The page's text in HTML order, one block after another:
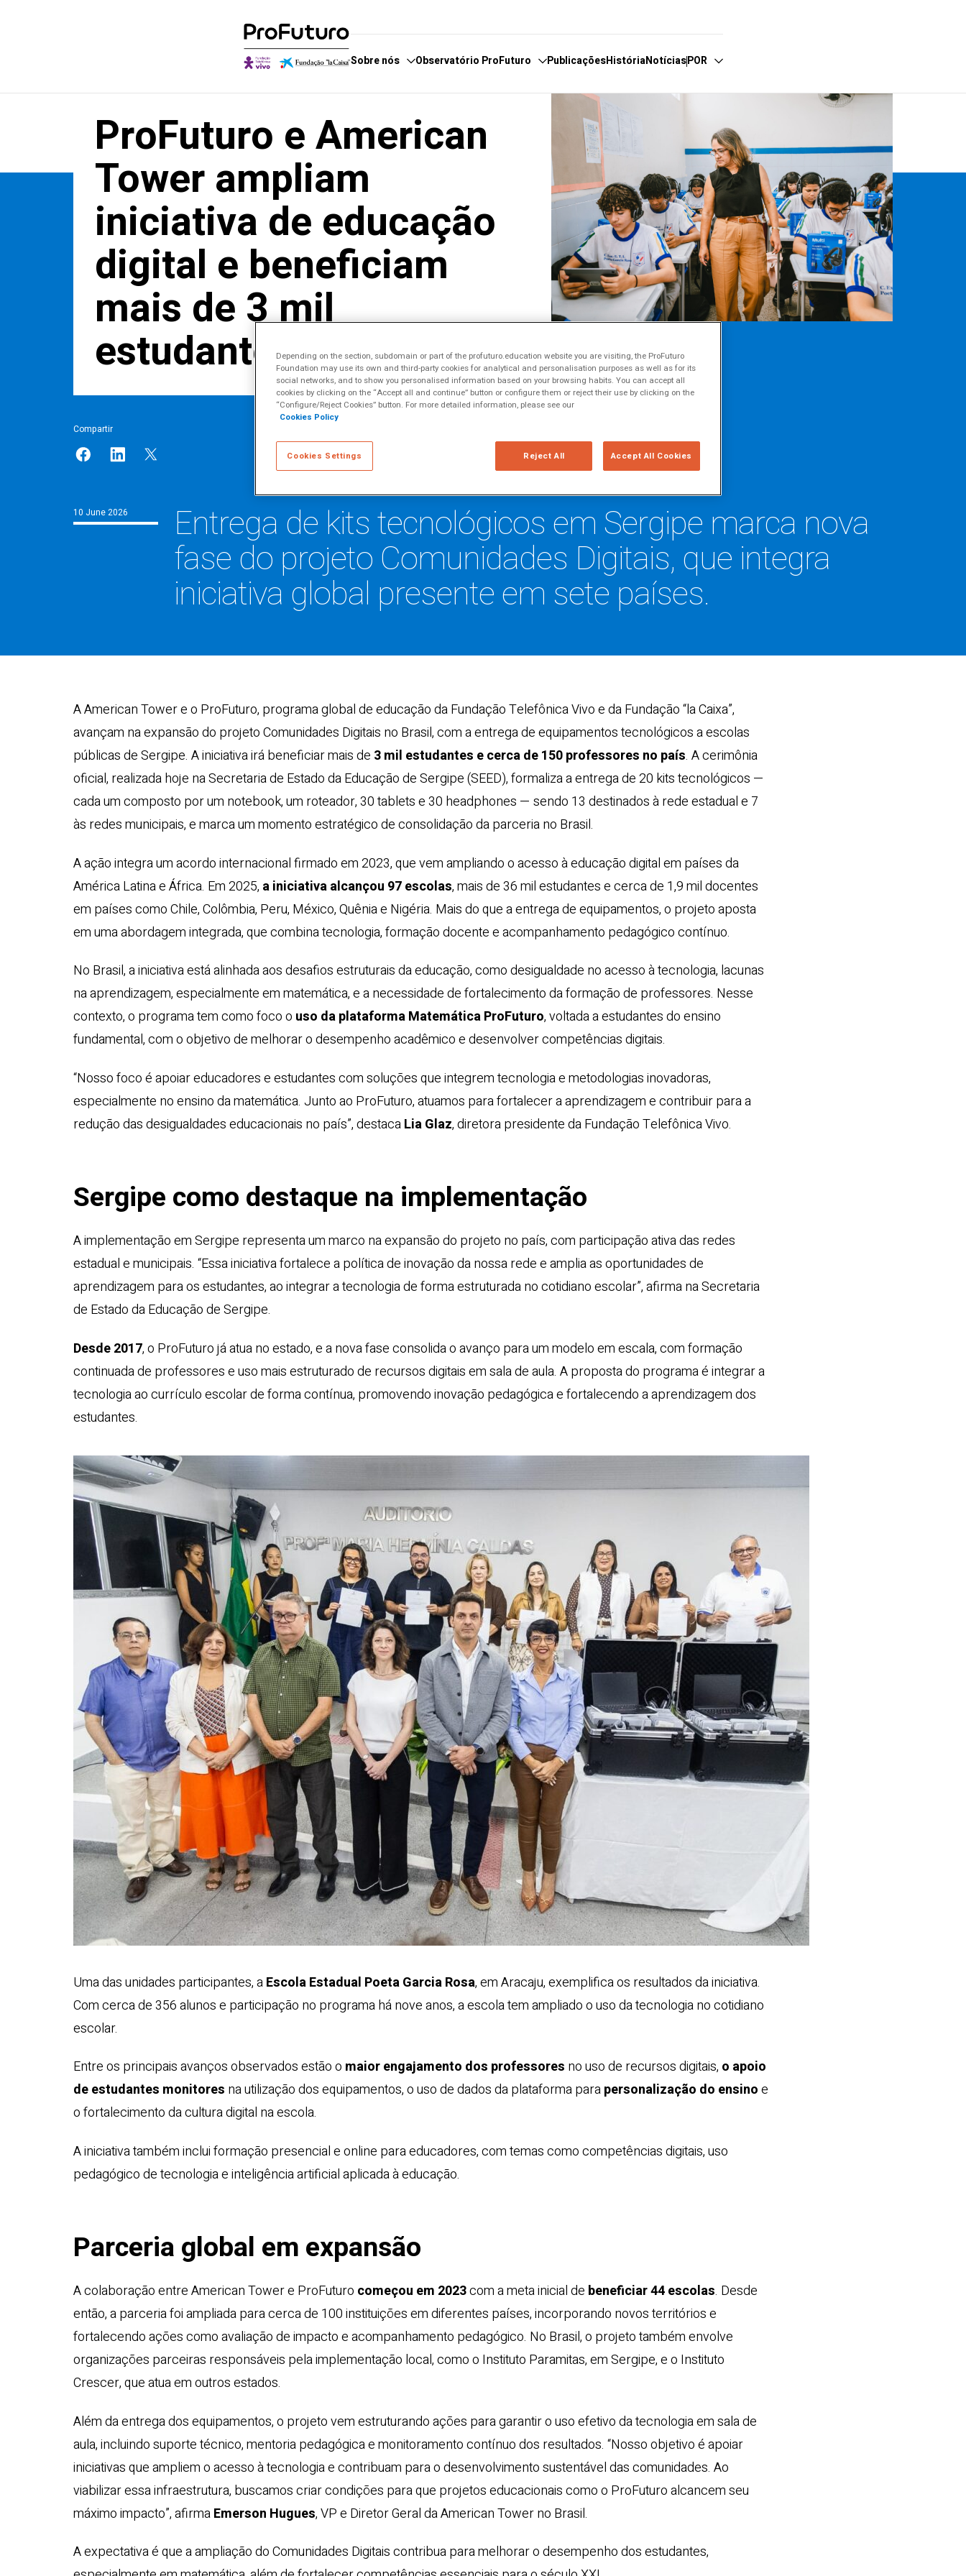
Sobre nós
Quem somos
Aliados
O que fazemos
Canal de Denúncias
Observatório ProFuturo
Descobrir o Observatório
Conversações
Categorias
Experiências Inspiradoras
Tendências
PublicaçõesHistóriaNotíciasPOR
ProFuturo e American
Tower ampliam
iniciativa de educação
digital e beneficiam
mais de 3 mil
estudantes no Brasil
Compartir
10 June 2026 Entrega de kits tecnológicos em Sergipe marca nova
fase do projeto Comunidades Digitais, que integra
iniciativa global presente em sete países.
A American Tower e o ProFuturo, programa global de educação da Fundação Telefônica Vivo e da Fundação “la Caixa”,
avançam na expansão do projeto Comunidades Digitais no Brasil, com a entrega de equipamentos tecnológicos a escolas
públicas de Sergipe. A iniciativa irá beneficiar mais de 3 mil estudantes e cerca de 150 professores no país. A cerimônia
oficial, realizada hoje na Secretaria de Estado da Educação de Sergipe (SEED), formaliza a entrega de 20 kits tecnológicos —
cada um composto por um notebook, um roteador, 30 tablets e 30 headphones — sendo 13 destinados à rede estadual e 7
às redes municipais, e marca um momento estratégico de consolidação da parceria no Brasil.
A ação integra um acordo internacional firmado em 2023, que vem ampliando o acesso à educação digital em países da
América Latina e África. Em 2025, a iniciativa alcançou 97 escolas, mais de 36 mil estudantes e cerca de 1,9 mil docentes
em países como Chile, Colômbia, Peru, México, Quênia e Nigéria. Mais do que a entrega de equipamentos, o projeto aposta
em uma abordagem integrada, que combina tecnologia, formação docente e acompanhamento pedagógico contínuo.
No Brasil, a iniciativa está alinhada aos desafios estruturais da educação, como desigualdade no acesso à tecnologia, lacunas
na aprendizagem, especialmente em matemática, e a necessidade de fortalecimento da formação de professores. Nesse
contexto, o programa tem como foco o uso da plataforma Matemática ProFuturo, voltada a estudantes do ensino
fundamental, com o objetivo de melhorar o desempenho acadêmico e desenvolver competências digitais.
“Nosso foco é apoiar educadores e estudantes com soluções que integrem tecnologia e metodologias inovadoras,
especialmente no ensino da matemática. Junto ao ProFuturo, atuamos para fortalecer a aprendizagem e contribuir para a
redução das desigualdades educacionais no país”, destacaLia Glaz, diretora presidente da Fundação Telefônica Vivo.
Sergipe como destaque na implementação
A implementação em Sergipe representa um marco na expansão do projeto no país, com participação ativa das redes
estadual e municipais. “Essa iniciativa fortalece a política de inovação da nossa rede e amplia as oportunidades de
aprendizagem para os estudantes, ao integrar a tecnologia de forma estruturada no cotidiano escolar”, afirma na Secretaria
de Estado da Educação de Sergipe.
Desde 2017, o ProFuturo já atua no estado, e a nova fase consolida o avanço para um modelo em escala, com formação
continuada de professores e uso mais estruturado de recursos digitais em sala de aula. A proposta do programa é integrar a
tecnologia ao currículo escolar de forma contínua, promovendo inovação pedagógica e fortalecendo a aprendizagem dos
estudantes.
Uma das unidades participantes, aEscola Estadual Poeta Garcia Rosa, em Aracaju, exemplifica os resultados da iniciativa.
Com cerca de 356 alunos e participação no programa há nove anos, a escola tem ampliado o uso da tecnologia no cotidiano
escolar.
Entre os principais avanços observados estão o maior engajamento dos professores no uso de recursos digitais, o apoio
de estudantes monitores na utilização dos equipamentos, o uso de dados da plataforma parapersonalização do ensinoe
o fortalecimento da cultura digital na escola.
A iniciativa também inclui formação presencial e online para educadores, com temas como competências digitais, uso
pedagógico de tecnologia e inteligência artificial aplicada à educação.
Parceria global em expansão
A colaboração entre American Tower e ProFuturo começou em 2023com a meta inicial de beneficiar 44 escolas. Desde
então, a parceria foi ampliada para cerca de 100 instituições em diferentes países, incorporando novos territórios e
fortalecendo ações como avaliação de impacto e acompanhamento pedagógico. No Brasil, o projeto também envolve
organizações parceiras responsáveis pela implementação local, como o Instituto Paramitas, em Sergipe, e o Instituto
Crescer, que atua em outros estados.
Além da entrega dos equipamentos, o projeto vem estruturando ações para garantir o uso efetivo da tecnologia em sala de
aula, incluindo suporte técnico, mentoria pedagógica e monitoramento contínuo dos resultados. “Nosso objetivo é apoiar
iniciativas que ampliem o acesso à tecnologia e contribuam para o desenvolvimento sustentável das comunidades. Ao
viabilizar essa infraestrutura, buscamos criar condições para que projetos educacionais como o ProFuturo alcancem seu
máximo impacto”, afirmaEmerson Hugues, VP e Diretor Geral da American Tower no Brasil.
A expectativa é que a ampliação do Comunidades Digitais contribua para melhorar o desempenho dos estudantes,
Depending on the section, subdomain or part of the profuturo.education website you are visiting, the ProFuturo
Foundation may use its own and third-party cookies for analytical and personalisation purposes as well as for its
social networks, and to show you personalised information based on your browsing habits. You can accept all
cookies by clicking on the “Accept all and continue” button or configure them or reject their use by clicking on the
“Configure/Reject Cookies” button. For more detailed information, please see our
Cookies Policy
Cookies Settings Reject All Accept All Cookies